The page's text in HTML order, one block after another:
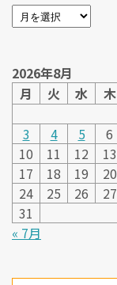
2026年8月
月
火 水 木
3
4 5 6
10
11 12 13
17
18 19 20
24
25 26 27
31
« 7月